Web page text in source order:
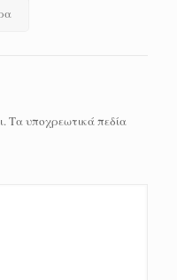
Τα υποχρεωτικά πεδία